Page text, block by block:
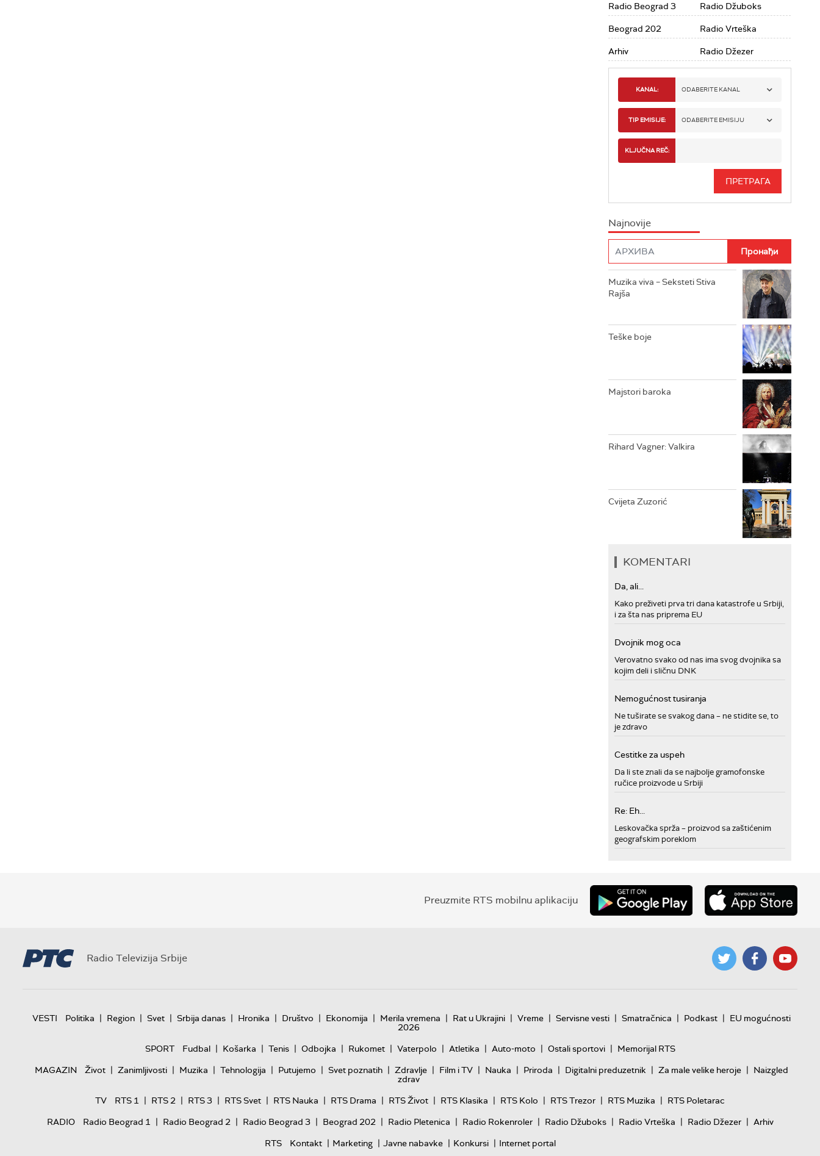
Radio Beograd 3
Beograd 202
Arhiv
Radio Džuboks
Radio Vrteška
Radio Džezer
KANAL: ODABERITE KANAL
RADIO BEOGRAD 1
RADIO BEOGRAD 3
RADIO ROKENROLER
RADIO DŽUBOKS
RADIO VRTEŠKA
RADIO DŽEZER
TIP EMISIJE: ODABERITE EMISIJU
INFO
KLJUČNA REČ:
Najnovije
Muzika viva – Seksteti Stiva
Rajša
Teške boje
Majstori baroka
Rihard Vagner: Valkira
Cvijeta Zuzorić
KOMENTARI
Da, ali...
Kako preživeti prva tri dana katastrofe u Srbiji,
i za šta nas priprema EU
Dvojnik mog oca
Verovatno svako od nas ima svog dvojnika sa
kojim deli i sličnu DNK
Nemogućnost tusiranja
Ne tuširate se svakog dana – ne stidite se, to
je zdravo
Cestitke za uspeh
Da li ste znali da se najbolje gramofonske
ručice proizvode u Srbiji
Re: Eh...
Leskovačka sprža – proizvod sa zaštićenim
geografskim poreklom
Preuzmite RTS mobilnu aplikaciju
Radio Televizija Srbije
VESTI Politika | Region | Svet | Srbija danas | Hronika | Društvo | Ekonomija | Merila vremena | Rat u Ukrajini | Vreme | Servisne vesti | Smatračnica | Podkast | EU mogućnosti
2026
SPORT
Fudbal | Košarka | Tenis | Odbojka | Rukomet | Vaterpolo | Atletika | Auto-moto | Ostali sportovi | Memorijal RTS
MAGAZIN
Život | Zanimljivosti | Muzika | Tehnologija | Putujemo | Svet poznatih | Zdravlje | Film i TV | Nauka | Priroda | Digitalni preduzetnik | Za male velike heroje | Naizgled
zdrav
TV
RTS 1 | RTS 2 | RTS 3 | RTS Svet | RTS Nauka | RTS Drama | RTS Život | RTS Klasika | RTS Kolo | RTS Trezor | RTS Muzika | RTS Poletarac
RADIO
Radio Beograd 1 | Radio Beograd 2 | Radio Beograd 3 | Beograd 202 | Radio Pletenica | Radio Rokenroler | Radio Džuboks | Radio Vrteška | Radio Džezer | Arhiv
RTS
Kontakt | Marketing | Javne nabavke | Konkursi | Internet portal